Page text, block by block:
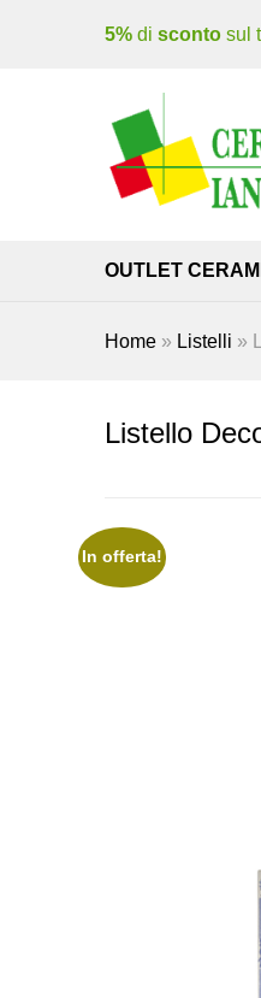
5% di sconto sul
OUTLET
Home » Listelli »
Listello
In offerta!